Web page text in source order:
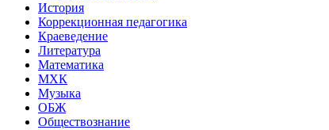
История
Коррекционная педагогика
Краеведение
Литература
Математика
МХК
Музыка
ОБЖ
Обществознание